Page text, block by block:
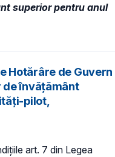
superior pentru anul
Hotărâre de Guvern
învățământ
pilot,
art. 7 din Legea